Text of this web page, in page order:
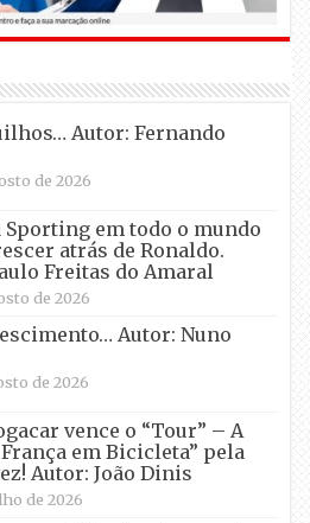
Autor: Fernando
de 2026
Sporting em todo o mundo
atrás de Ronaldo.
Freitas do Amaral
de 2026
Autor: Nuno
de 2026
vence o “Tour” – A
França em Bicicleta” pela
Autor: João Dinis
de 2026